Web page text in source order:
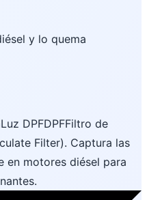
y lo quema
Luz DPFDPFFiltro de
Filter). Captura las
en motores diésel para